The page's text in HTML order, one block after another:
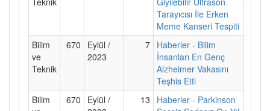
Tarayıcısı İle Erken
Meme Kanseri Tespiti
Bilim
ve
Teknik
670
Eylül /
2023
7 Haberler - Bilim
İnsanları En Genç
Alzheimer Vakasını
Teşhis Etti
Bilim
670
Eylül /
13
Haberler - Parkinson